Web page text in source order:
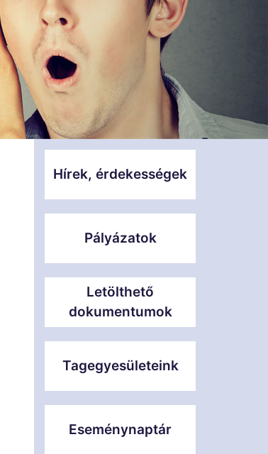
Hírek, érdekességek
Pályázatok
Letölthető
dokumentumok
Tagegyesületeink
Eseménynaptár